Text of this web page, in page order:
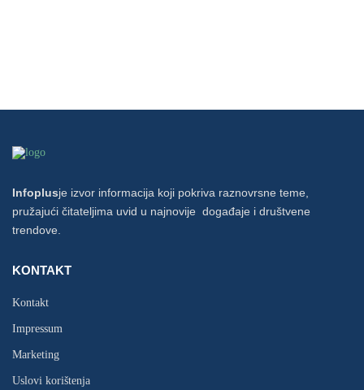
Infoplusje izvor informacija koji pokriva raznovrsne teme,
pružajući čitateljima uvid u najnovije događaje i društvene
trendove.
KONTAKT
Kontakt
Impressum
Marketing
Uslovi korištenja